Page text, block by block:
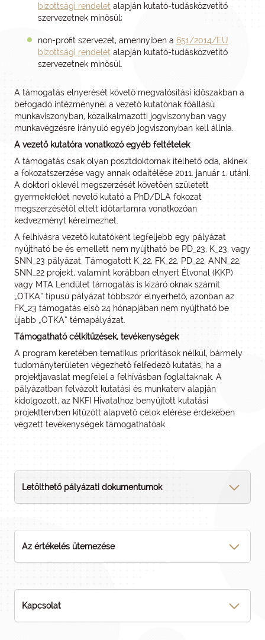
bizottsági rendelet alapján kutató-tudásközvetítő
szervezetnek minősül;
non-profit szervezet, amennyiben a 651/2014/EU
bizottsági rendelet alapján kutató-tudásközvetítő
szervezetnek minősül.
A támogatás elnyerését követő megvalósítási időszakban a
befogadó intézménynél a vezető kutatónak főállású
munkaviszonyban, közalkalmazotti jogviszonyban vagy
munkavégzésre irányuló egyéb jogviszonyban kell állnia.
A vezető kutatóra vonatkozó egyéb feltételek
A támogatás csak olyan posztdoktornak ítélhető oda, akinek
a fokozatszerzése vagy annak odaítélése 2011. január 1. utáni.
A doktori oklevél megszerzését követően született
gyermek(ek)et nevelő kutató a PhD/DLA fokozat
megszerzésétől eltelt időtartamra vonatkozóan
kedvezményt kérelmezhet.
A felhívásra vezető kutatóként legfeljebb egy pályázat
nyújtható be és emellett nem nyújtható be PD_23, K_23, vagy
SNN_23 pályázat. Támogatott K_22, FK_22, PD_22, ANN_22,
SNN_22 projekt, valamint korábban elnyert Élvonal (KKP)
vagy MTA Lendület támogatás is kizáró oknak számít.
„OTKA” típusú pályázat többször elnyerhető, azonban az
FK_23 támogatás első 24 hónapjában nem nyújtható be
újabb „OTKA” témapályázat.
Támogatható célkitűzések, tevékenységek
A program keretében tematikus prioritások nélkül, bármely
tudományterületen végezhető felfedező kutatás, ha a
projektjavaslat megfelel a felhívásban foglaltaknak. A
pályázatban felvázolt kutatási és munkaterv alapján
kidolgozott, az NKFI Hivatalhoz benyújtott kutatási
projekttervben kitűzött alapvető célok elérése érdekében
végzett tevékenységek támogathatóak.
Letölthető pályázati dokumentumok
Az értékelés ütemezése
Kapcsolat